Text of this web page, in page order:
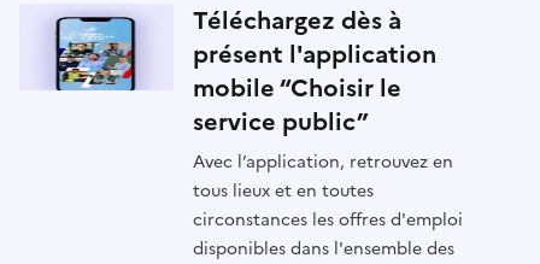
Téléchargez dès à
présent l'application
mobile “Choisir le
service public”
Avec l’application, retrouvez en
tous lieux et en toutes
circonstances les offres d'emploi
disponibles dans l'ensemble des